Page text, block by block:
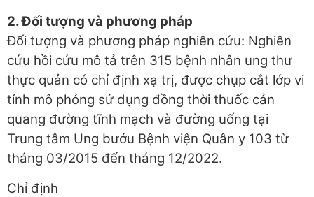
2. Đối tượng và phương pháp
Đối tượng và phương pháp nghiên cứu: Nghiên
cứu hồi cứu mô tả trên 315 bệnh nhân ung thư
thực quản có chỉ định xạ trị, được chụp cắt lớp vi
tính mô phỏng sử dụng đồng thời thuốc cản
quang đường tĩnh mạch và đường uống tại
Trung tâm Ung bướu Bệnh viện Quân y 103 từ
tháng 03/2015 đến tháng 12/2022.
Chỉ định